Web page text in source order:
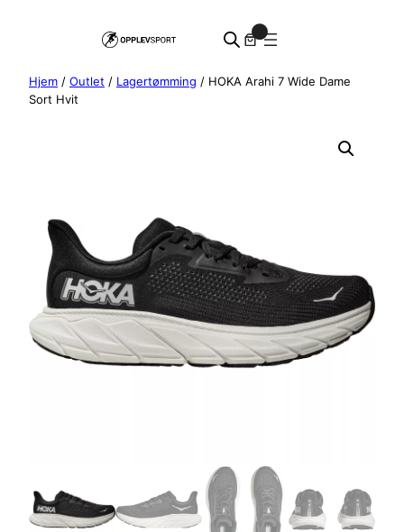
Hjem / Outlet / Lagertømming / HOKA Arahi 7 Wide Dame
Sort Hvit